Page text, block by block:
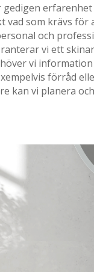
gedigen
vad som krävs
och
vi ett
vi
förråd
kan vi planera